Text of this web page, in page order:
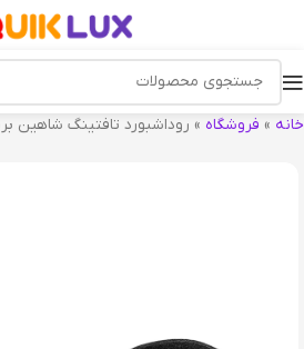
خانه » فروشگاه » روداشبورد تافتینگ شاهین